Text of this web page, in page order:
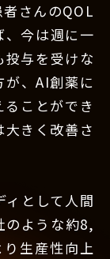
さんのQOL
、今は週に一
与を受けな
が、AI創薬に
ことができ
きく改善さ
として人間
のような約8,
生産性向上